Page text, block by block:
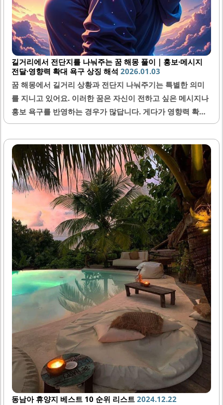
길거리에서 전단지를 나눠주는 꿈 해몽 풀이｜홍보·메시지
전달·영향력 확대 욕구 상징 해석 2026.01.03
꿈 해몽에서 길거리 상황과 전단지 나눠주기는 특별한 의미
를 지니고 있어요. 이러한 꿈은 자신이 전하고 싶은 메시지나
홍보 욕구를 반영하는 경우가 많답니다. 게다가 영향력 확대
에 대한 내적인 소망을 의미하기도 해서, 해석에 따라 삶의 중
요한 변화를 암시할 수도 있어요. 오늘은 길거리에서 전단지
를 나눠주는 꿈에 대해 자세히 풀어보면서 여러분의 내면 세
계를 이해해 볼게요.1. 전단지 나눠주기의 기본 의미길거리에
서 전단지 나눠주기 꿈은 주로 자신의 의사소통 욕구를 상징
해요. 이는 자신이 타인에게 중요한 정보나 생각을 전하려는
노력과 연결됩니다. 꿈에서 전단지를 나눠주는 행위는 자신
의 메시지를 알리고자 하는 홍보 의지를 보여줄 수 있어요. 또
한, 이러한 꿈은 새로운 소식이나 기회가 다가오고 있음을 암
시할 때도 있답니다.2. 꿈에서의 길거리 의미길거리는 꿈에서
사회적..
동남아 휴양지 베스트 10 순위 리스트 2024.12.22